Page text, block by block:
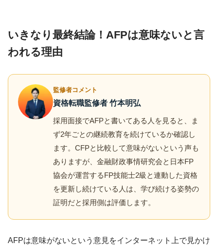
いきなり最終結論！AFPは意味ないと言
われる理由
監修者コメント
資格転職監修者 竹本明弘
採用面接でAFPと書いてある人を見ると、ま
ず2年ごとの継続教育を続けているか確認し
ます。CFPと比較して意味がないという声も
ありますが、金融財政事情研究会と日本FP
協会が運営するFP技能士2級と連動した資格
を更新し続けている人は、学び続ける姿勢の
証明だと採用側は評価します。
AFPは意味がないという意見をインターネット上で見かけ